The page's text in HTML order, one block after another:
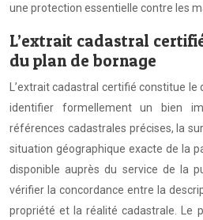
une protection essentielle contre les
L’extrait cadastral
du plan de bornage
L’extrait cadastral certifié constitue
identifier formellement un bien
références cadastrales précises, la
situation géographique exacte de la
disponible auprès du service de la
vérifier la concordance entre la
propriété et la réalité cadastrale. Le